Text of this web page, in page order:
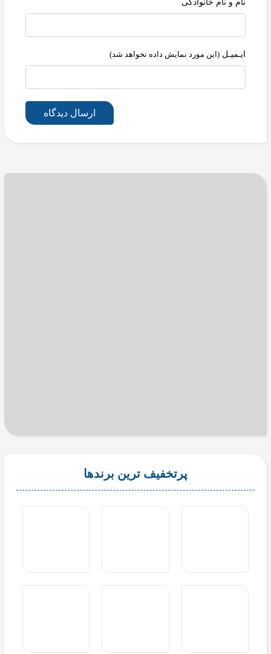
نام و نام خانوادگی
ایـمیـل (این مورد نمایش داده نخواهد شد)
ارسال دیدگاه
پرتخفیف ترین برندها